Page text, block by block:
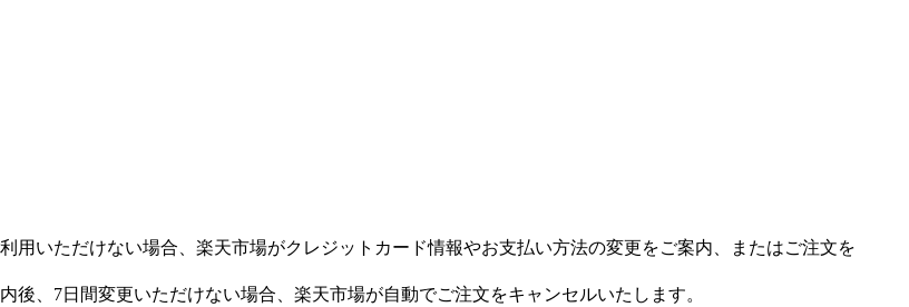
用いただけない場合、楽天市場がクレジットカード情報やお支払い方法の変更をご案内、またはご注文を
後、7日間変更いただけない場合、楽天市場が自動でご注文をキャンセルいたします。